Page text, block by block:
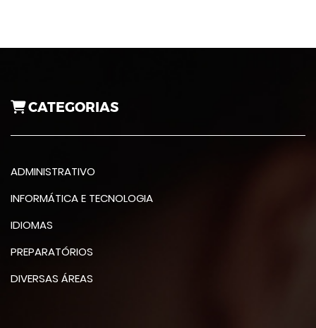
CATEGORIAS
ADMINISTRATIVO
INFORMÁTICA E TECNOLOGIA
IDIOMAS
PREPARATÓRIOS
DIVERSAS ÁREAS